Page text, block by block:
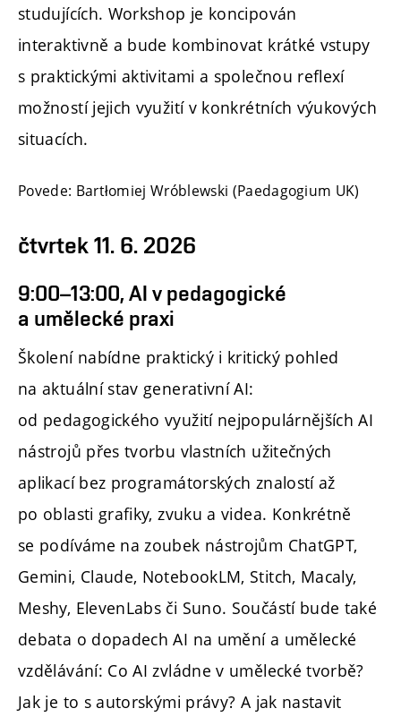
studujících. Workshop je koncipován
interaktivně a bude kombinovat krátké vstupy
s praktickými aktivitami a společnou reflexí
možností jejich využití v konkrétních výukových
situacích.
Povede: Bartłomiej Wróblewski (Paedagogium UK)
čtvrtek 11. 6. 2026
9:00–13:00, AI v pedagogické
a umělecké praxi
Školení nabídne praktický i kritický pohled
na aktuální stav generativní AI:
od pedagogického využití nejpopulárnějších AI
nástrojů přes tvorbu vlastních užitečných
aplikací bez programátorských znalostí až
po oblasti grafiky, zvuku a videa. Konkrétně
se podíváme na zoubek nástrojům ChatGPT,
Gemini, Claude, NotebookLM, Stitch, Macaly,
Meshy, ElevenLabs či Suno. Součástí bude také
debata o dopadech AI na umění a umělecké
vzdělávání: Co AI zvládne v umělecké tvorbě?
Jak je to s autorskými právy? A jak nastavit